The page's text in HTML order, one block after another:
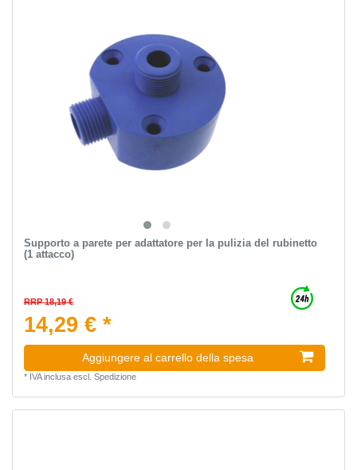
Supporto a parete per adattatore per la pulizia del rubinetto
(1 attacco)
RRP 18,19 €
14,29 € *
Aggiungere al carrello della spesa
* IVA inclusaescl. Spedizione